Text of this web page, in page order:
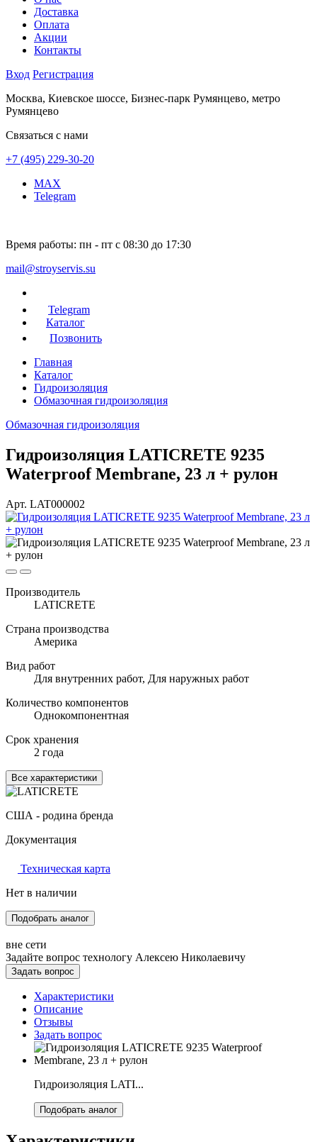
Доставка
Оплата
Акции
Контакты
Вход Регистрация
Москва, Киевское шоссе, Бизнес-парк Румянцево, метро
Румянцево
Связаться с нами
+7 (495) 229-30-20
MAX
Telegram
Время работы: пн - пт с 08:30 до 17:30
mail@stroyservis.su
Telegram
Каталог
Позвонить
Главная
Каталог
Гидроизоляция
Обмазочная гидроизоляция
Обмазочная гидроизоляция
Гидроизоляция LATICRETE 9235
Waterproof Membrane, 23 л + рулон
Арт. LAT000002
Производитель
LATICRETE
Страна производства
Америка
Вид работ
Для внутренних работ, Для наружных работ
Количество компонентов
Однокомпонентная
Срок хранения
2 года
Все характеристики
США - родина бренда
Документация
Техническая карта
Нет в наличии
Подобрать аналог
вне сети
Задайте вопрос технологу Алексею Николаевичу
Задать вопрос
Характеристики
Описание
Отзывы
Задать вопрос
Гидроизоляция LATI...
Подобрать аналог